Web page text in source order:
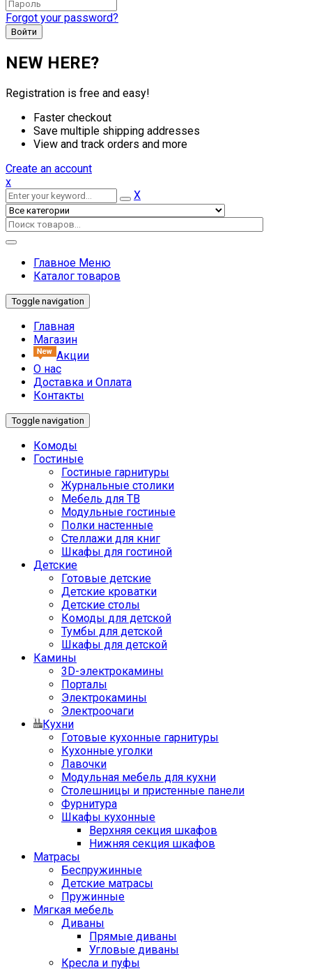
Forgot your password?
NEW HERE?
Registration is free and easy!
Faster checkout
Save multiple shipping addresses
View and track orders and more
Create an account
x
X
Главное Меню
Каталог товаров
Toggle navigation
Главная
Магазин
Акции
О нас
Доставка и Оплата
Контакты
Toggle navigation
Комоды
Гостиные
Гостиные гарнитуры
Журнальные столики
Мебель для ТВ
Модульные гостиные
Полки настенные
Стеллажи для книг
Шкафы для гостиной
Детские
Готовые детские
Детские кроватки
Детские столы
Комоды для детской
Тумбы для детской
Шкафы для детской
Камины
3D-электрокамины
Порталы
Электрокамины
Электроочаги
Кухни
Готовые кухонные гарнитуры
Кухонные уголки
Лавочки
Модульная мебель для кухни
Столешницы и пристенные панели
Фурнитура
Шкафы кухонные
Верхняя секция шкафов
Нижняя секция шкафов
Матрасы
Беспружинные
Детские матрасы
Пружинные
Мягкая мебель
Диваны
Прямые диваны
Угловые диваны
Кресла и пуфы